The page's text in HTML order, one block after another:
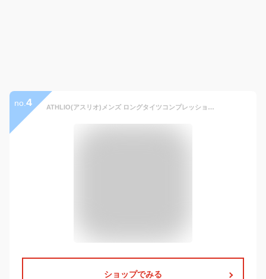
no. 4 ATHLIO(アスリオ)メンズ ロングタイツコンプレッションパンツ アクティブスポーツ ベースレイヤーオールシーズン スポーツタイツBLP55-BLK/RED
ショップでみる